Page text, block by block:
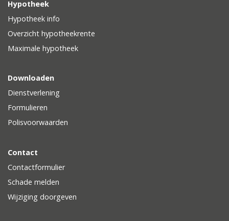
Hypotheek
Hypotheek info
Overzicht hypotheekrente
Maximale hypotheek
Downloaden
Dienstverlening
Formulieren
Polisvoorwaarden
Contact
Contactformulier
Schade melden
Wijziging doorgeven